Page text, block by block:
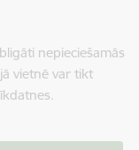
nepieciešamās
vietnē var tikt